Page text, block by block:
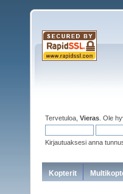
Tervetuloa, Vieras . Ole
Kirjautuaksesi anna
Kopterit